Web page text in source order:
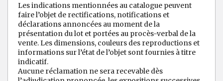
Les indications mentionnées au catalogue peuvent
faire l’objet de rectifications, notifications et
déclarations annoncées au moment de la
présentation du lot et portées au procès-verbal de la
vente. Les dimensions, couleurs des reproductions et
informations sur l’état de l’objet sont fournies à titre
indicatif.
Aucune réclamation ne sera recevable dès